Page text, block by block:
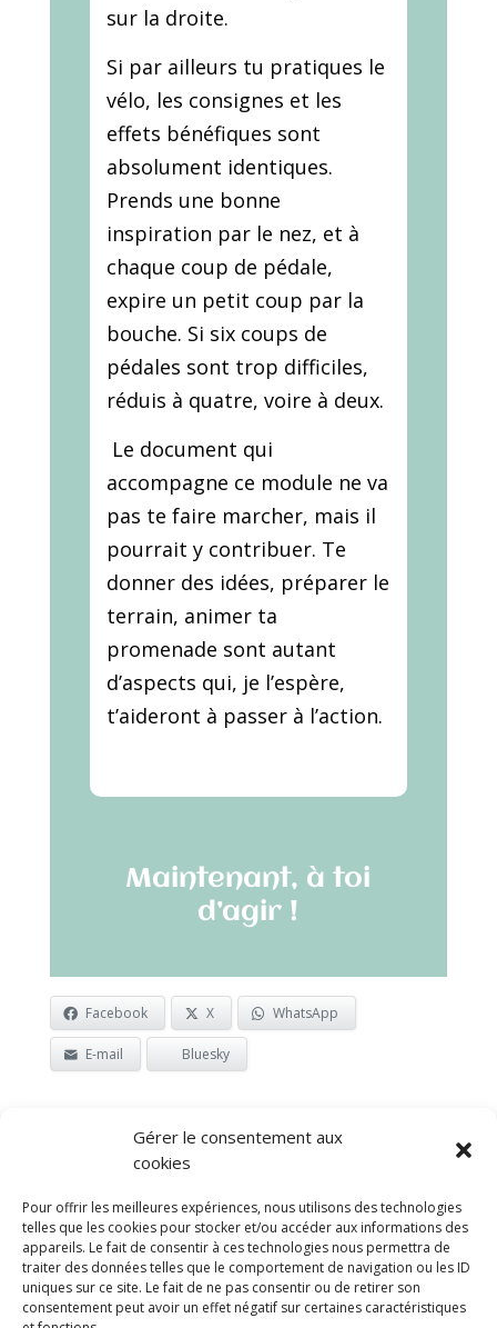
Gérer le consentement aux
cookies
Pour offrir les meilleures expériences, nous utilisons des technologies
telles que les cookies pour stocker et/ou accéder aux informations des
appareils. Le fait de consentir à ces technologies nous permettra de
traiter des données telles que le comportement de navigation ou les ID
uniques sur ce site. Le fait de ne pas consentir ou de retirer son
consentement peut avoir un effet négatif sur certaines caractéristiques
sur la droite.
Si par ailleurs tu pratiques le
vélo, les consignes et les
effets bénéfiques sont
absolument identiques.
Prends une bonne
inspiration par le nez, et à
chaque coup de pédale,
expire un petit coup par la
bouche. Si six coups de
pédales sont trop difficiles,
réduis à quatre, voire à deux.
Le document qui
accompagne ce module ne va
pas te faire marcher, mais il
pourrait y contribuer. Te
donner des idées, préparer le
terrain, animer ta
promenade sont autant
d’aspects qui, je l’espère,
t’aideront à passer à l’action.
Maintenant, à toi
d’agir !
Facebook X WhatsApp
E-mail Bluesky
© 2026 Frédéric Meuwly